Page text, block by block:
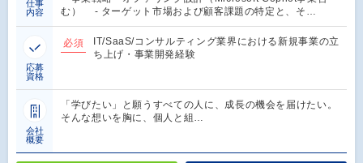
仕事
内容
む） - ターゲット市場および顧客課題の特定と、そ…
応募
資格
必須
IT/SaaS/コンサルティング業界における新規事業の立
ち上げ・事業開発経験
会社
概要
「学びたい」と願うすべての人に、成長の機会を届けたい。
そんな想いを胸に、個人と組…